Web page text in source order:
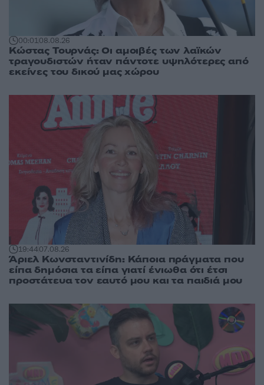
00:0108.08.26
Κώστας Τουρνάς: Οι αμοιβές των λαϊκών
τραγουδιστών ήταν πάντοτε υψηλότερες από
εκείνες του δικού μας χώρου
19:4407.08.26
Άριελ Κωνσταντινίδη: Κάποια πράγματα που
είπα δημόσια τα είπα γιατί ένιωθα ότι έτσι
προστάτευα τον εαυτό μου και τα παιδιά μου